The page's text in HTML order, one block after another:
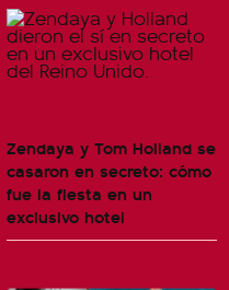
Zendaya y Tom Holland se
casaron en secreto: cómo
fue la fiesta en un
exclusivo hotel